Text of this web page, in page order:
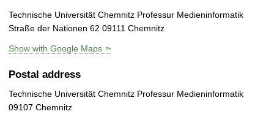
Technische Universität Chemnitz Professur Medieninformatik
Straße der Nationen 62 09111 Chemnitz
Show with Google Maps
Postal address
Technische Universität Chemnitz Professur Medieninformatik
09107 Chemnitz